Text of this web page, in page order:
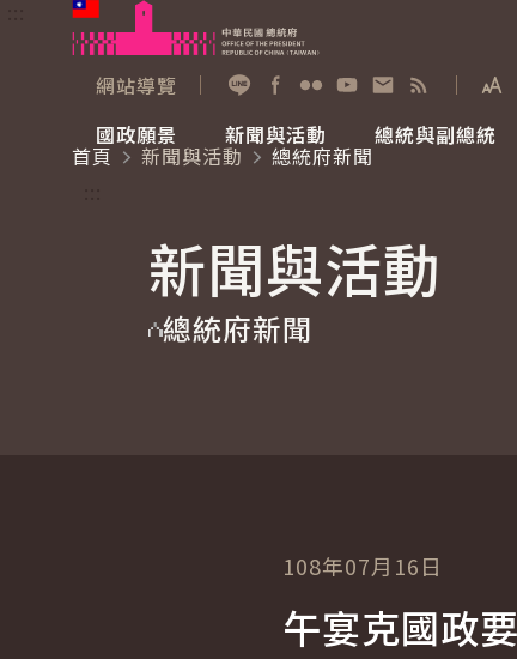
跳到主要內容
網站導覽
展
國政願景
國家氣候變遷對策委員會
重要談話
新聞與活動
總統府新聞
影音頻道
總統與副總統
賴清德總統
參觀資訊
首頁
新聞與活動
總統府新聞
新聞與活動
總統府新聞
108年07月16日
午宴克國政